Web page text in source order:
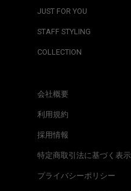
JUST FOR YOU
STAFF STYLING
COLLECTION
会社概要
利用規約
採用情報
特定商取引法に基づく表示
プライバシーポリシー